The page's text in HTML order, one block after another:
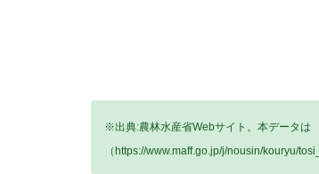
※出典:農林水産省Webサイト。本データは
（https://www.maff.go.jp/j/nousin/kouryu/